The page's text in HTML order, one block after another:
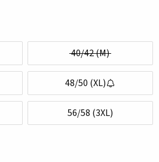
40/42 (M)
48/50 (XL)
56/58 (3XL)